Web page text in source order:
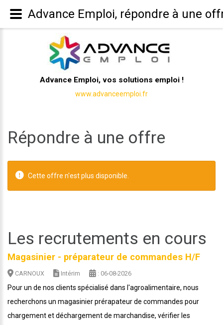
Advance Emploi, vos solutions emploi !
www.advanceemploi.fr
Répondre à une offre
Cette offre n'est plus disponible.
Les recrutements en cours
Magasinier - préparateur de commandes H/F
CARNOUX Intérim : 06-08-2026
Pour un de nos clients spécialisé dans l'agroalimentaire, nous
recherchons un magasinier prérapateur de commandes pour
chargement et déchargement de marchandise, vérifier les
Advance Emploi, répondre à une